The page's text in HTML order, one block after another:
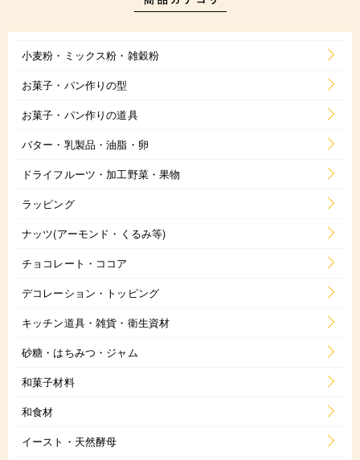
小麦粉・ミックス粉・雑穀粉
お菓子・パン作りの型
お菓子・パン作りの道具
バター・乳製品・油脂・卵
ドライフルーツ・加工野菜・果物
ラッピング
ナッツ(アーモンド・くるみ等)
チョコレート・ココア
デコレーション・トッピング
キッチン道具・雑貨・衛生資材
砂糖・はちみつ・ジャム
和菓子材料
和食材
イースト・天然酵母